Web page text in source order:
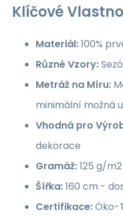
Klíčové
Materiál:100%
Různé Vzory:
Metráž na Míru:
minimální možná
Vhodná pro
dekorace
Gramáž:125 g/m2
Šířka:160 cm -
Certifikace:Öko-